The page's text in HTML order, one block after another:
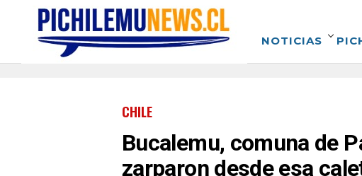
NOTICIAS
CHILE
Bucalemu, comuna de
zarparon desde esa